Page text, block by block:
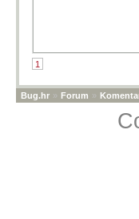
1
Bug.hr » Forum »